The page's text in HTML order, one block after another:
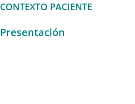
CONTEXTO PACIENTE
Presentación